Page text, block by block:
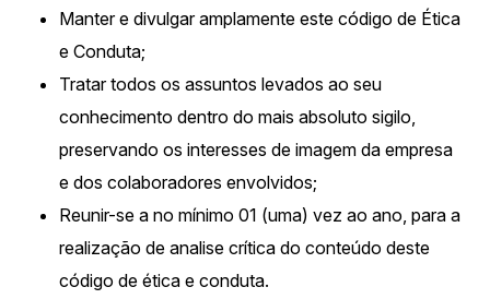
Manter e divulgar amplamente este código de Ética
e Conduta;
Tratar todos os assuntos levados ao seu
conhecimento dentro do mais absoluto sigilo,
preservando os interesses de imagem da empresa
e dos colaboradores envolvidos;
Reunir-se a no mínimo 01 (uma) vez ao ano, para a
realização de analise crítica do conteúdo deste
código de ética e conduta.